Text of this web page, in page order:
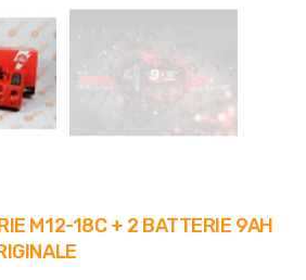
M12-18C + 2 BATTERIE 9AH